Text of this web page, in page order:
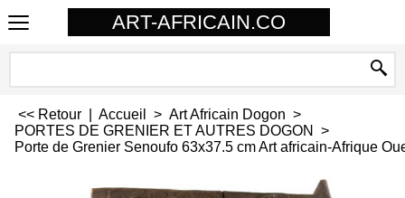
ART-AFRICAIN.CO
<< Retour Accueil > Art Africain Dogon >
PORTES DE GRENIER ET AUTRES DOGON
>
Porte de Grenier Senoufo 63x37.5 cm Art africain-Afrique